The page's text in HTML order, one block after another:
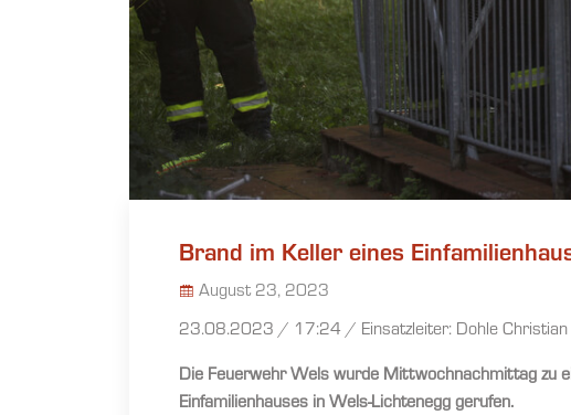
Brand im Keller eines
August 23, 2023
23.08.2023 / 17:24 / Einsatzleiter: Dohle Christian
Die Feuerwehr Wels wurde Mittwochnachmittag zu
Einfamilienhauses in Wels-Lichtenegg gerufen.